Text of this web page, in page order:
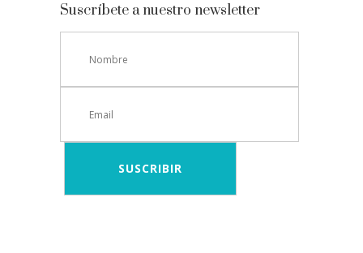
Suscríbete a nuestro newsletter